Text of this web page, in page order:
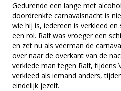
Gedurende een lange met alcohol
doordrenkte carnavalsnacht is
wie hij is, iedereen is verkleed en
een rol. Ralf was vroeger een
en zet nu als veerman de
over naar de overkant van de
verklede man tegen Ralf, tijdens
verkleed als iemand anders,
eindelijk jezelf.